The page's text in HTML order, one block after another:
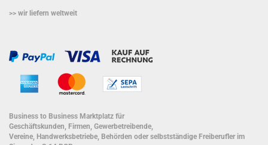
>> wir liefern weltweit
Business to Business Marktplatz für
Geschäftskunden, Firmen, Gewerbetreibende,
Vereine, Handwerksbetriebe, Behörden oder selbstständige Freiberufler im